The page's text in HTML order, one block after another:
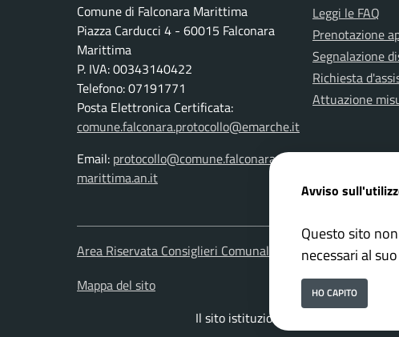
Comune di Falconara Marittima
Piazza Carducci 4 - 60015 Falconara
Marittima
P. IVA: 00343140422
Telefono: 07191771
Posta Elettronica Certificata:
comune.falconara.protocollo@emarche.it
Email: protocollo@comune.falconara-
marittima.an.it
Leggi le FAQ
Prenotazione
Segnalazione
Richiesta
Attuazione
Area Riservata Consiglieri Comunali Area Riservata
Mappa del sito
Il sito istituzionale del Comune di
Avviso
Questo sito
necessari al
HO CAPITO